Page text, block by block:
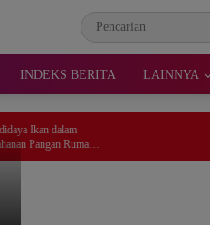
INDEKS BERITA LAINNYA